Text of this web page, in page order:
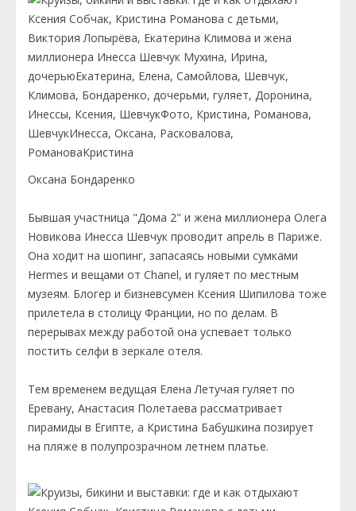
Оксана Бондаренко
Бывшая участница "Дома 2" и жена миллионера Олега
Новикова Инесса Шевчук проводит апрель в Париже.
Она ходит на шопинг, запасаясь новыми сумками
Hermes и вещами от Chanel, и гуляет по местным
музеям. Блогер и бизневсумен Ксения Шипилова тоже
прилетела в столицу Франции, но по делам. В
перерывах между работой она успевает только
постить селфи в зеркале отеля.
Тем временем ведущая Елена Летучая гуляет по
Еревану, Анастасия Полетаева рассматривает
пирамиды в Египте, а Кристина Бабушкина позирует
на пляже в полупрозрачном летнем платье.